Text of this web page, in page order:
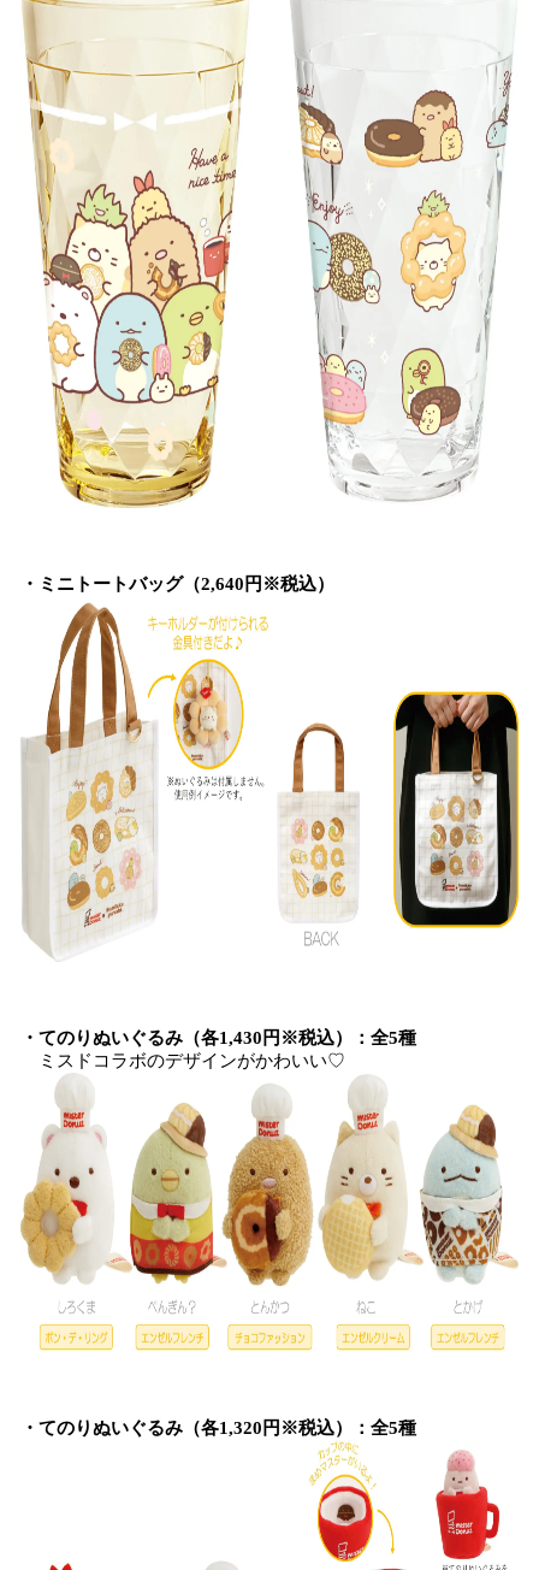
・ミニトートバッグ（2,640円※税込）
・てのりぬいぐるみ（各1,430円※税込）：全5種
ミスドコラボのデザインがかわいい♡
・てのりぬいぐるみ（各1,320円※税込）：全5種